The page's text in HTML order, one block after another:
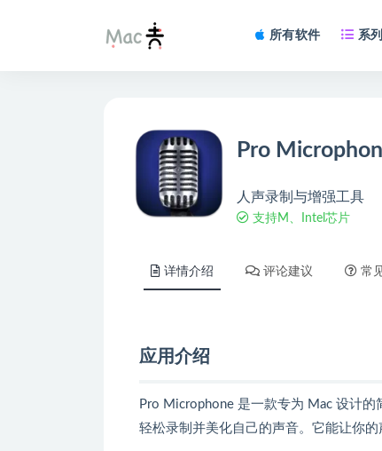
所有软件 系
Pro
人声录制与增强工具
支持M、Intel芯片
详情介绍 评论建议 常
应用介绍
Pro Microphone 是一款专为 Mac 设计
轻松录制并美化自己的声音。它能让你的